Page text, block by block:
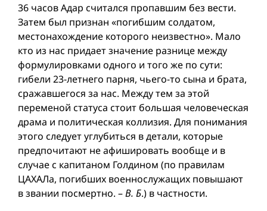
36 часов Адар считался пропавшим без вести.
Затем был признан «погибшим солдатом,
местонахождение которого неизвестно». Мало
кто из нас придает значение разнице между
формулировками одного и того же по сути:
гибели 23-летнего парня, чьего-то сына и брата,
сражавшегося за нас. Между тем за этой
переменой статуса стоит большая человеческая
драма и политическая коллизия. Для понимания
этого следует углубиться в детали, которые
предпочитают не афишировать вообще и в
случае с капитаном Голдином (по правилам
ЦАХАЛа, погибших военнослужащих повышают
в звании посмертно. –В. Б.) в частности.